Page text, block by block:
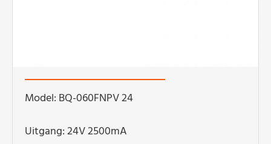
Model: BQ-060FNPV 24
Uitgang: 24V 2500mA